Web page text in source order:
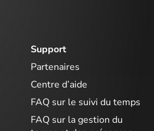
Support
Partenaires
Centre d’aide
FAQ sur le suivi du temps
FAQ sur la gestion du